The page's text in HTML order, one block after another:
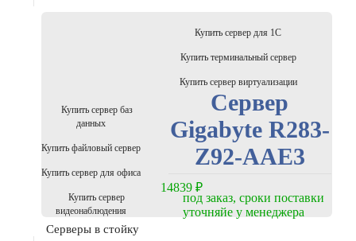
Сервер
Gigabyte R283-
Z92-AAE3
14839 ₽
под заказ, сроки поставки
уточняйе у менеджера
Купить сервер для 1С
Купить терминальный сервер
Купить сервер виртуализации
Купить сервер баз
данных
Купить файловый сервер
Купить сервер для офиса
Купить сервер
видеонаблюдения
Серверы в стойку